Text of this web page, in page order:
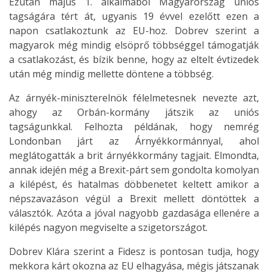
tagságára tért át, ugyanis 19 évvel ezelőtt ezen a
napon csatlakoztunk az EU-hoz. Dobrev szerint a
magyarok még mindig elsöprő többséggel támogatják
a csatlakozást, és bízik benne, hogy az eltelt évtizedek
után még mindig mellette döntene a többség.
Az árnyék-miniszterelnök félelmetesnek nevezte azt,
ahogy az Orbán-kormány játszik az uniós
tagságunkkal. Felhozta példának, hogy nemrég
Londonban járt az Árnyékkormánnyal, ahol
meglátogatták a brit árnyékkormány tagjait. Elmondta,
annak idején még a Brexit-párt sem gondolta komolyan
a kilépést, és hatalmas döbbenetet keltett amikor a
népszavazáson végül a Brexit mellett döntöttek a
választók. Azóta a jóval nagyobb gazdasága ellenére a
kilépés nagyon megviselte a szigetországot.
Dobrev Klára szerint a Fidesz is pontosan tudja, hogy
mekkora kárt okozna az EU elhagyása, mégis játszanak